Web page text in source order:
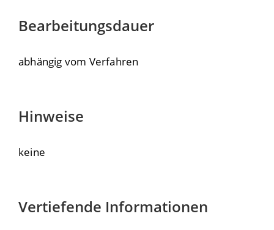
Bearbeitungsdauer
abhängig vom Verfahren
Hinweise
keine
Vertiefende Informationen